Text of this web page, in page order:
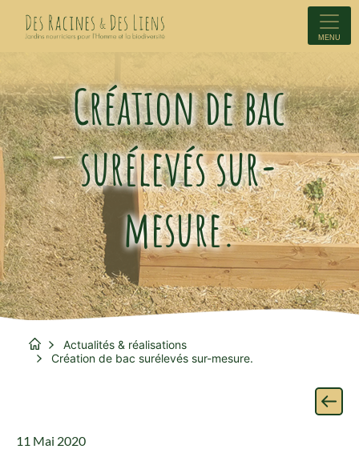
MENU
Création de bac
surélevés sur-
mesure.
Actualités & réalisations
Création de bac surélevés sur-mesure.
11 Mai 2020